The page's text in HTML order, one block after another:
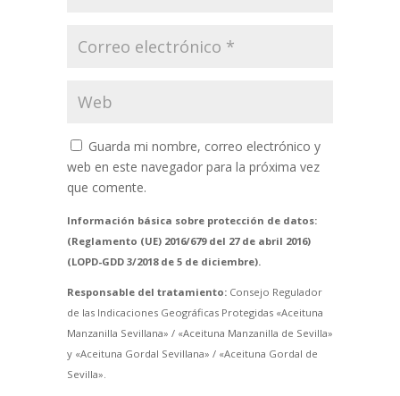
Guarda mi nombre, correo electrónico y
web en este navegador para la próxima vez
que comente.
Información básica sobre protección de datos:
(Reglamento (UE) 2016/679 del 27 de abril 2016)
(LOPD-GDD 3/2018 de 5 de diciembre).
Responsable del tratamiento:Consejo Regulador
de las Indicaciones Geográficas Protegidas «Aceituna
Manzanilla Sevillana» / «Aceituna Manzanilla de Sevilla»
y «Aceituna Gordal Sevillana» / «Aceituna Gordal de
Sevilla».